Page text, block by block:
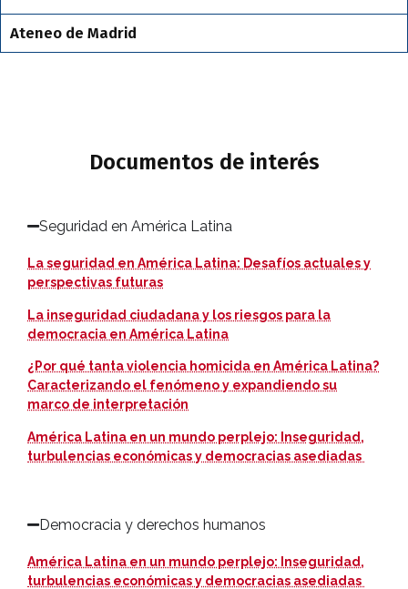
Ateneo de Madrid
Documentos de interés
Seguridad en América Latina
La seguridad en América Latina: Desafíos actuales y
perspectivas futuras
La inseguridad ciudadana y los riesgos para la
democracia en América Latina
¿Por qué tanta violencia homicida en América Latina?
Caracterizando el fenómeno y expandiendo su
marco de interpretación
América Latina en un mundo perplejo: Inseguridad,
turbulencias económicas y democracias asediadas
Democracia y derechos humanos
América Latina en un mundo perplejo: Inseguridad,
turbulencias económicas y democracias asediadas